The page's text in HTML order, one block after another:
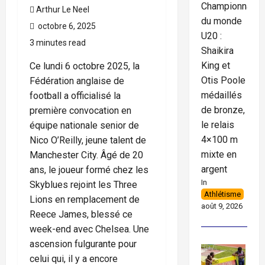
Arthur Le Neel
octobre 6, 2025
3 minutes read
Ce lundi 6 octobre 2025, la
Fédération anglaise de
football a officialisé la
première convocation en
équipe nationale senior de
Nico O’Reilly, jeune talent de
Manchester City. Âgé de 20
ans, le joueur formé chez les
Skyblues rejoint les Three
Lions en remplacement de
Reece James, blessé ce
week-end avec Chelsea. Une
ascension fulgurante pour
celui qui, il y a encore
Championnat
du monde
U20 :
Shaikira
King et
Otis Poole
médaillés
de bronze,
le relais
4×100 m
mixte en
argent
In
Athlétisme
août 9, 2026